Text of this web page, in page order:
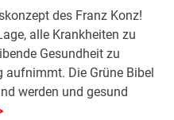
des Franz Konz!
alle Krankheiten zu
Gesundheit zu
aufnimmt. Die Grüne Bibel
werden und gesund